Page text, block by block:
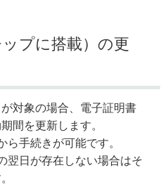
プに搭載）の更
対象の場合、電子証明書
間を更新します。
ら手続きが可能です。
翌日が存在しない場合はそ